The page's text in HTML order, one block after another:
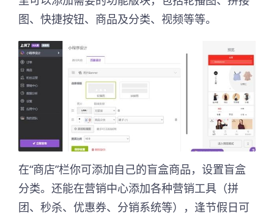
图、快捷按钮、商品及分类、视频等等。
在“商店”栏你可添加自己的盲盒商品，设置盲盒
分类。还能在营销中心添加各种营销工具（拼
团、秒杀、优惠券、分销系统等），逢节假日可